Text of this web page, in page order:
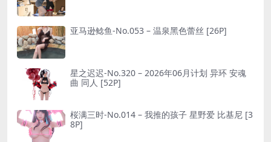
亚马逊鲶鱼-No.053 – 温泉黑色蕾丝 [26P]
星之迟迟-No.320 – 2026年06月计划 异环 安魂
曲 同人 [52P]
桜满三时-No.014 – 我推的孩子 星野爱 比基尼 [3
8P]